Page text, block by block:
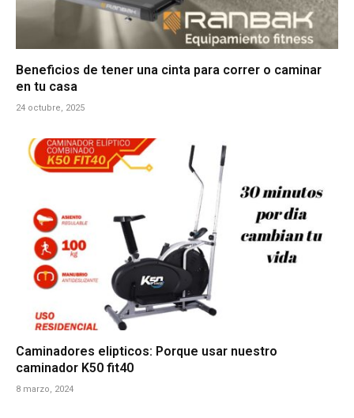
Beneficios de tener una cinta para correr o caminar
en tu casa
24 octubre, 2025
Caminadores elipticos: Porque usar nuestro
caminador K50 fit40
8 marzo, 2024